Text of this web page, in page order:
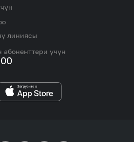
VIP кардарлар менен иштөө
байланыш
жана тейлөө борборлору
линиясы
үчүн